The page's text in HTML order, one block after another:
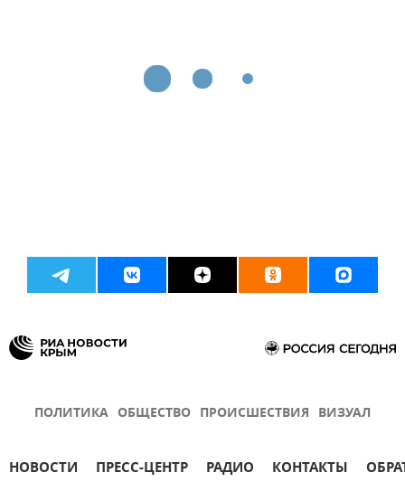
ПОЛИТИКА ОБЩЕСТВО ПРОИСШЕСТВИЯ ВИЗУАЛ
НОВОСТИ ПРЕСС-ЦЕНТР РАДИО КОНТАКТЫ